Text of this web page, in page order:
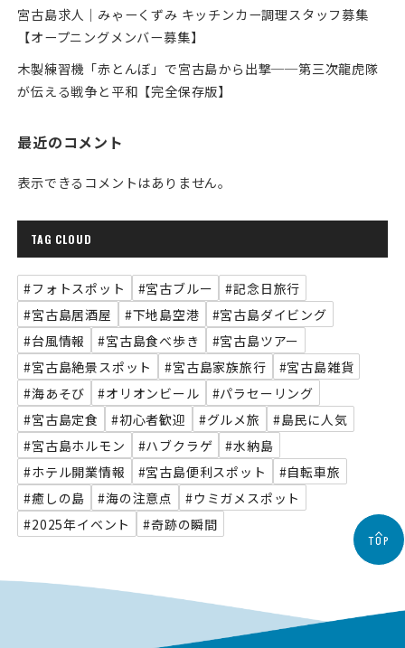
宮古島求人｜みゃーくずみ キッチンカー調理スタッフ募集
【オープニングメンバー募集】
木製練習機「赤とんぼ」で宮古島から出撃──第三次龍虎隊
が伝える戦争と平和【完全保存版】
最近のコメント
表示できるコメントはありません。
TAG CLOUD
#フォトスポット #宮古ブルー
#記念日旅行
#宮古島居酒屋
#下地島空港
#宮古島ダイビング
#台風情報
#宮古島食べ歩き
#宮古島ツアー
#宮古島絶景スポット
#宮古島家族旅行
#宮古島雑貨
#海あそび
#オリオンビール
#パラセーリング
#宮古島定食
#初心者歓迎 #グルメ旅
#島民に人気
#宮古島ホルモン
#ハブクラゲ
#水納島
#ホテル開業情報
#宮古島便利スポット
#自転車旅
#癒しの島
#海の注意点
#ウミガメスポット
#2025年イベント
#奇跡の瞬間
TOP